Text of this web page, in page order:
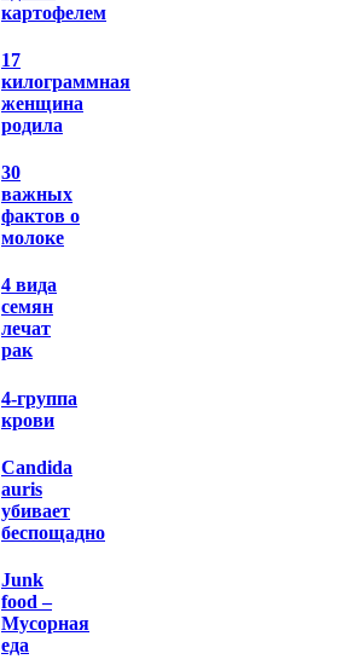
картофелем
17
килограммная
женщина
родила
30
важных
фактов о
молоке
4 вида
семян
лечат
рак
4-группа
крови
Candida
auris
убивает
беспощадно
Junk
food –
Мусорная
еда